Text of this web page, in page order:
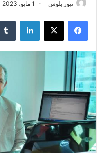
نيوز بلوس 1 مايو، 2023
فيسبوك X لينكدإن